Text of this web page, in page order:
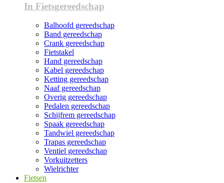
In Fietsgereedschap
Balhoofd gereedschap
Band gereedschap
Crank gereedschap
Fietstakel
Hand gereedschap
Kabel gereedschap
Ketting gereedschap
Naaf gereedschap
Overig gereedschap
Pedalen gereedschap
Schijfrem gereedschap
Spaak gereedschap
Tandwiel gereedschap
Trapas gereedschap
Ventiel gereedschap
Vorkuitzetters
Wielrichter
Fietsen